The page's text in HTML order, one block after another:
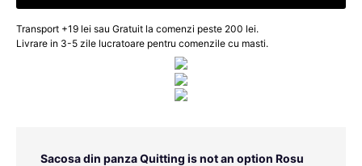
Transport +19 lei sau Gratuit la comenzi peste 200 lei.
Livrare in 3-5 zile lucratoare pentru comenzile cu masti.
Sacosa din panza Quitting is not an option Rosu